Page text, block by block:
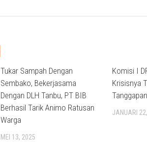
Tukar Sampah Dengan
Sembako, Bekerjasama
Dengan DLH Tanbu, PT BIB
Berhasil Tarik Animo Ratusan
Warga
MEI 13, 2025
Komisi I
Krisisnya
JANUARI